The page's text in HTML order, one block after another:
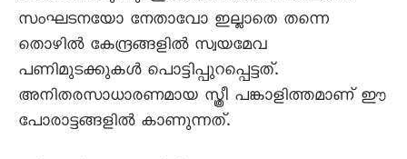
സംഘടനയോ നേതാവോ ഇല്ലാതെ തന്നെ
തൊഴിൽ കേന്ദ്രങ്ങളിൽ സ്വയമേവ
പണിമുടക്കുകൾ പൊട്ടിപ്പുറപ്പെട്ടത്.
അനിതരസാധാരണമായ സ്ത്രീ പങ്കാളിത്തമാണ് ഈ
പോരാട്ടങ്ങളിൽ കാണുന്നത്.